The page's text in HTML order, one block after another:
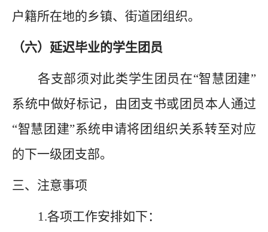
户籍所在地的乡镇、街道团组织。
（六） 延迟毕业的学生团员
各支部须对此类学生团员在“智慧团建”
系统中做好标记，由团支书或团员本人通过
“智慧团建”系统申请将团组织关系转至对应
的下一级团支部。
三、 注意事项
1.各项工作安排如下：